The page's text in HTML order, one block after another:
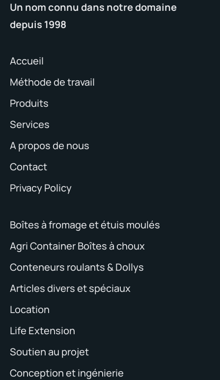
Un nom connu dans notre domaine
depuis 1998
Accueil
Méthode de travail
Produits
Services
A propos de nous
Contact
Privacy Policy
Boîtes à fromage et étuis moulés
Agri Container Boîtes à choux
Conteneurs roulants & Dollys
Articles divers et spéciaux
Location
Life Extension
Soutien au projet
Conception et ingénierie